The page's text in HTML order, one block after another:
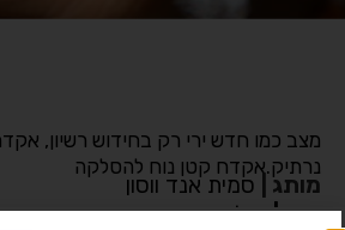
נרתיק.אקדח קטן נוח להסלקה
מותג
סמית אנד ווסון
דגם|שילד